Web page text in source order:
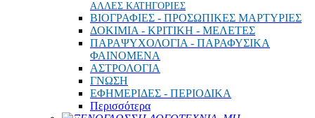
ΑΛΛΕΣ ΚΑΤΗΓΟΡΙΕΣ
ΒΙΟΓΡΑΦΙΕΣ - ΠΡΟΣΩΠΙΚΕΣ ΜΑΡΤΥΡΙΕΣ
ΔΟΚΙΜΙΑ - ΚΡΙΤΙΚΗ - ΜΕΛΕΤΕΣ
ΠΑΡΑΨΥΧΟΛΟΓΙΑ - ΠΑΡΑΦΥΣΙΚΑ
ΦΑΙΝΟΜΕΝΑ
ΑΣΤΡΟΛΟΓΙΑ
ΓΝΩΣΗ
ΕΦΗΜΕΡΙΔΕΣ - ΠΕΡΙΟΔΙΚΑ
Περισσότερα